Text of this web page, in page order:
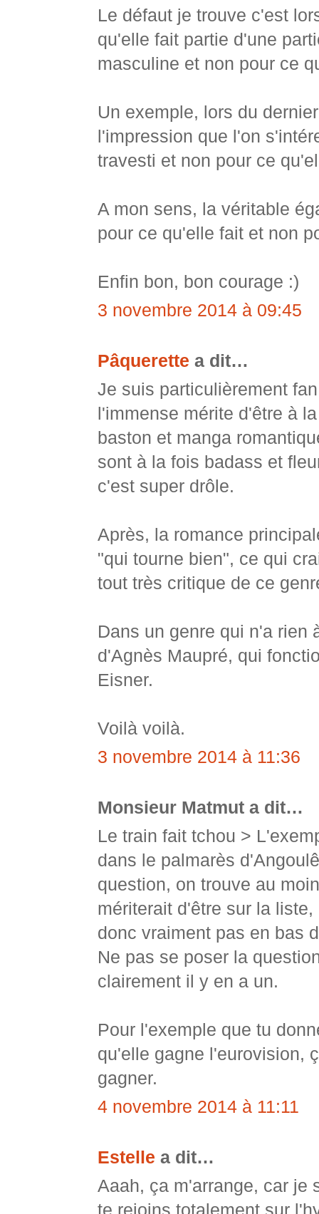
Le défaut je trouve c'est
qu'elle fait partie d'une
masculine et non pour ce
Un exemple, lors du
l'impression que l'on
travesti et non pour ce
A mon sens, la véritable
pour ce qu'elle fait et non
Enfin bon, bon courage :)
3 novembre 2014 à 09:45
Pâquerette a dit…
Je suis particulièrement
l'immense mérite d'être à
baston et manga
sont à la fois badass et
c'est super drôle.
Après, la romance
"qui tourne bien", ce qui
tout très critique de ce
Dans un genre qui n'a rien
d'Agnès Maupré, qui
Eisner.
Voilà voilà.
3 novembre 2014 à 11:36
Monsieur Matmut a dit…
Le train fait tchou >
dans le palmarès
question, on trouve au
mériterait d'être sur la
donc vraiment pas en bas
Ne pas se poser la
clairement il y en a un.
Pour l'exemple que tu
qu'elle gagne l'eurovision,
gagner.
4 novembre 2014 à 11:11
Estelle a dit…
Aaah, ça m'arrange, car je